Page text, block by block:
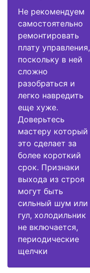
Не рекомендуем
самостоятельно
ремонтировать
плату управления,
поскольку в ней
сложно
разобраться и
легко навредить
еще хуже.
Доверьтесь
мастеру который
это сделает за
более короткий
срок. Признаки
выхода из строя
могут быть
сильный шум или
гул, холодильник
не включается,
периодические
щелчки